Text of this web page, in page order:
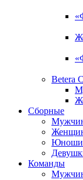
Betera
Сборные
Юноши
Команды